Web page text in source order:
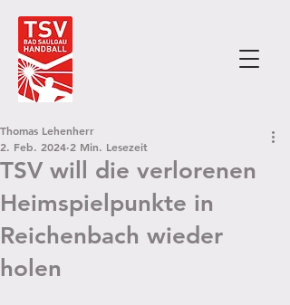
TSV will die verlorenen
Heimspielpunkte in
Reichenbach wieder
holen
Thomas Lehenherr
2. Feb. 2024 2 Min. Lesezeit